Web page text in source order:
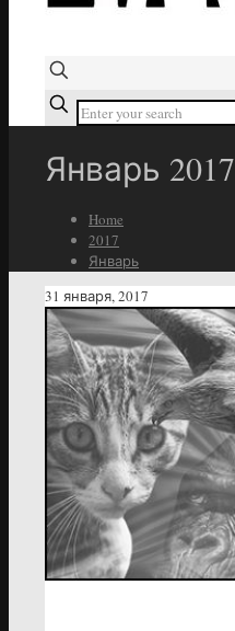
Январь 2017
Home
2017
Январь
31 января, 2017